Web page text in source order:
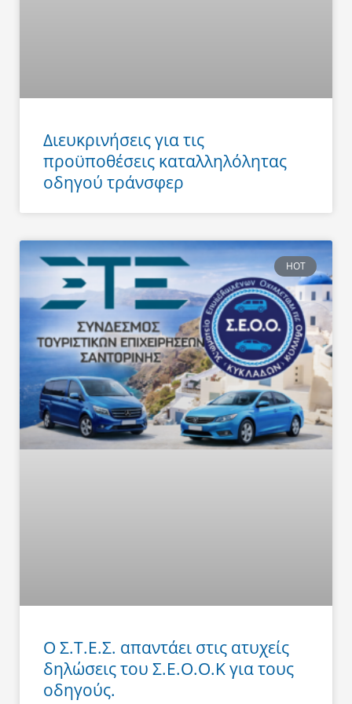
Διευκρινήσεις για τις
προϋποθέσεις καταλληλόλητας
οδηγού τράνσφερ
HOT
Ο Σ.Τ.Ε.Σ. απαντάει στις ατυχείς
δηλώσεις του Σ.Ε.Ο.Ο.Κ για τους
οδηγούς.